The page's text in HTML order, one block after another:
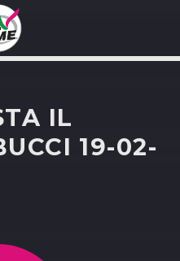
WEB:
IL
19-02-